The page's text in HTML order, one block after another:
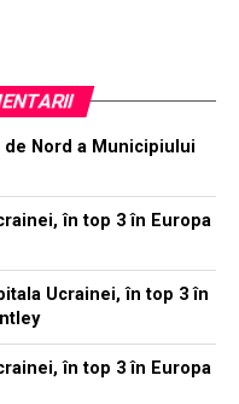
de Nord a Municipiului
în top 3 în Europa
Ucrainei, în top 3 în
în top 3 în Europa